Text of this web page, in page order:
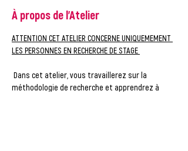
À propos de l'Atelier
ATTENTION CET ATELIER CONCERNE UNIQUEMEMENT
LES PERSONNES EN RECHERCHE DE STAGE
Dans cet atelier, vous travaillerez sur la
méthodologie de recherche et apprendrez à